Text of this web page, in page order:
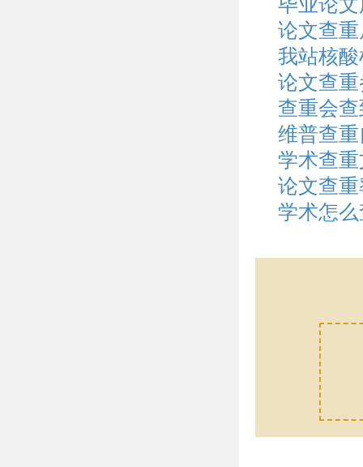
毕业论
论文查
我站核
论文查
查重会
维普查
学术查
论文查
学术怎